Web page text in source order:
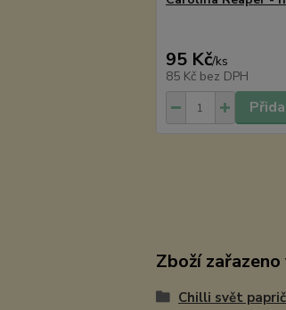
95 Kč/ks
85 Kč bez DPH
Zboží
Chilli svět